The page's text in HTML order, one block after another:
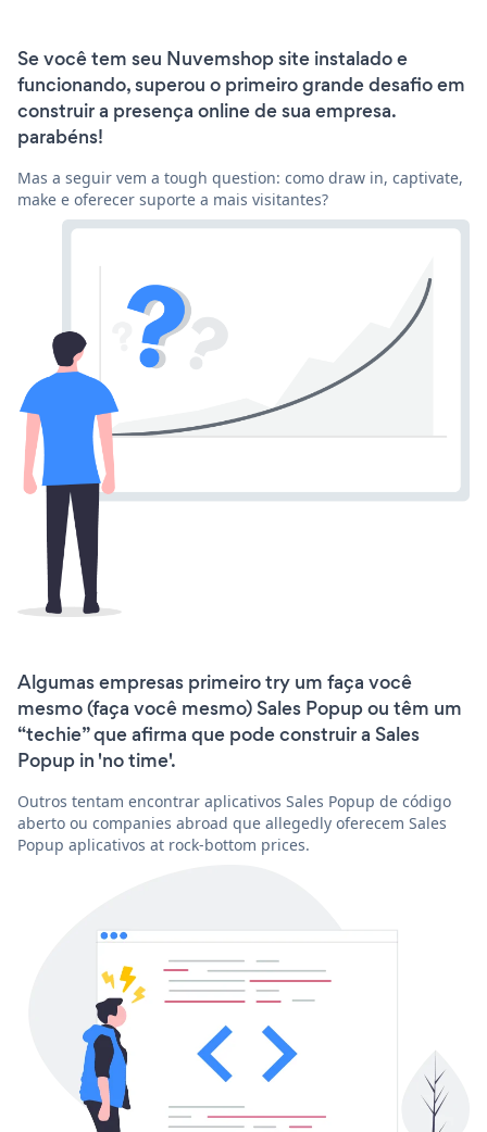
Se você tem seu Nuvemshop site instalado e
funcionando, superou o primeiro grande desafio em
construir a presença online de sua empresa.
parabéns!
Mas a seguir vem a tough question: como draw in, captivate,
make e oferecer suporte a mais visitantes?
Algumas empresas primeiro try um faça você
mesmo (faça você mesmo) Sales Popup ou têm um
“techie” que afirma que pode construir a Sales
Popup in 'no time'.
Outros tentam encontrar aplicativos Sales Popup de código
aberto ou companies abroad que allegedly oferecem Sales
Popup aplicativos at rock-bottom prices.